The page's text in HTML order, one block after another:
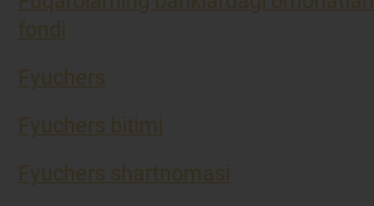
fondi
Fyuchers
Fyuchers bitimi
Fyuchers shartnomasi